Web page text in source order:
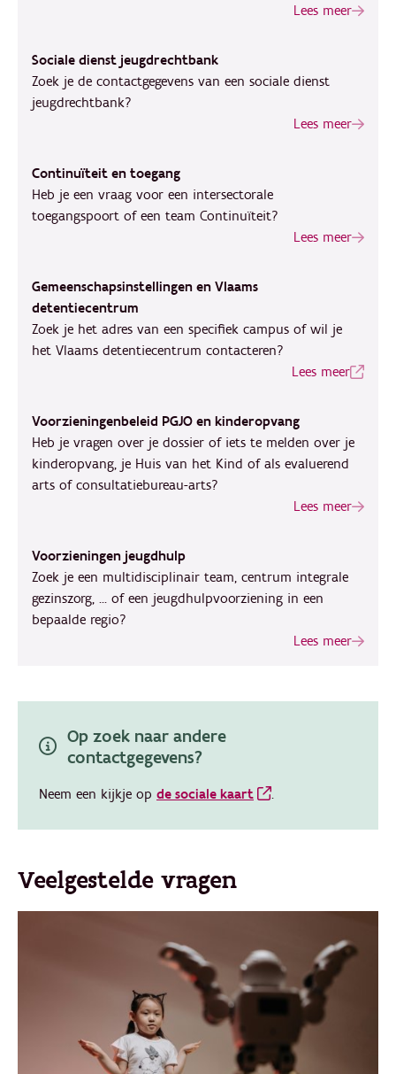
Lees meer
Sociale dienst jeugdrechtbank
Zoek je de contactgegevens van een sociale dienst
jeugdrechtbank?
Lees meer
Continuïteit en toegang
Heb je een vraag voor een intersectorale
toegangspoort of een team Continuïteit?
Lees meer
Gemeenschapsinstellingen en Vlaams
detentiecentrum
Zoek je het adres van een specifiek campus of wil je
het Vlaams detentiecentrum contacteren?
Lees meer
Voorzieningenbeleid PGJO en kinderopvang
Heb je vragen over je dossier of iets te melden over je
kinderopvang, je Huis van het Kind of als evaluerend
arts of consultatiebureau-arts?
Lees meer
Voorzieningen jeugdhulp
Zoek je een multidisciplinair team, centrum integrale
gezinszorg, ... of een jeugdhulpvoorziening in een
bepaalde regio?
Lees meer
Op zoek naar andere
contactgegevens?
Neem een kijkje op de sociale kaart .
Veelgestelde vragen